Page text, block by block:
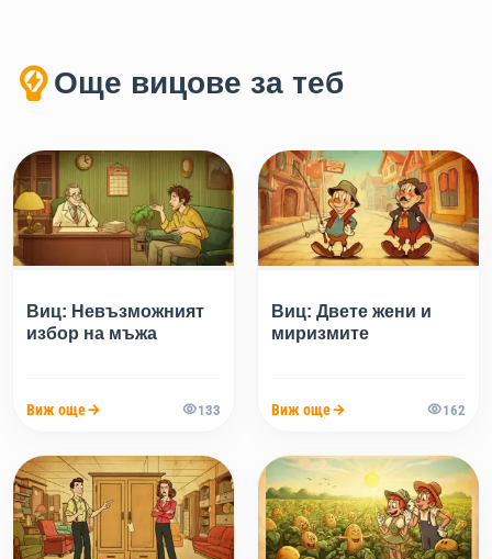
Още вицове за теб
Виц: Невъзможният
избор на мъжа
Виж още 133
Виц: Двете жени и
миризмите
Виж още 162